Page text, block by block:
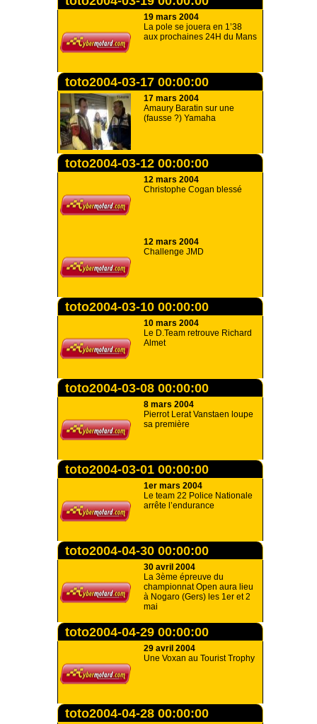
19 mars 2004
La pole se jouera en 1’38
aux prochaines 24H du Mans
toto2004-03-17 00:00:00
17 mars 2004
Amaury Baratin sur une
(fausse ?) Yamaha
toto2004-03-12 00:00:00
12 mars 2004
Christophe Cogan blessé
12 mars 2004
Challenge JMD
toto2004-03-10 00:00:00
10 mars 2004
Le D.Team retrouve Richard
Almet
toto2004-03-08 00:00:00
8 mars 2004
Pierrot Lerat Vanstaen loupe
sa première
toto2004-03-01 00:00:00
1er mars 2004
Le team 22 Police Nationale
arrête l’endurance
toto2004-04-30 00:00:00
30 avril 2004
La 3ème épreuve du
championnat Open aura lieu
à Nogaro (Gers) les 1er et 2
mai
toto2004-04-29 00:00:00
29 avril 2004
Une Voxan au Tourist Trophy
toto2004-04-28 00:00:00